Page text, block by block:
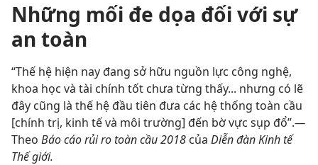
Những mối đe dọa đối với sự
an toàn
“Thế hệ hiện nay đang sở hữu nguồn lực công nghệ,
khoa học và tài chính tốt chưa từng thấy... nhưng có lẽ
đây cũng là thế hệ đầu tiên đưa các hệ thống toàn cầu
[chính trị, kinh tế và môi trường] đến bờ vực sụp đổ”.​—
Theo Báo cáo rủi ro toàn cầu 2018 của Diễn đàn Kinh tế
Thế giới.